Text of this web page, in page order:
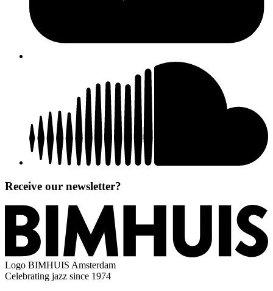
Receive our newsletter?
Logo BIMHUIS Amsterdam
Celebrating jazz since 1974